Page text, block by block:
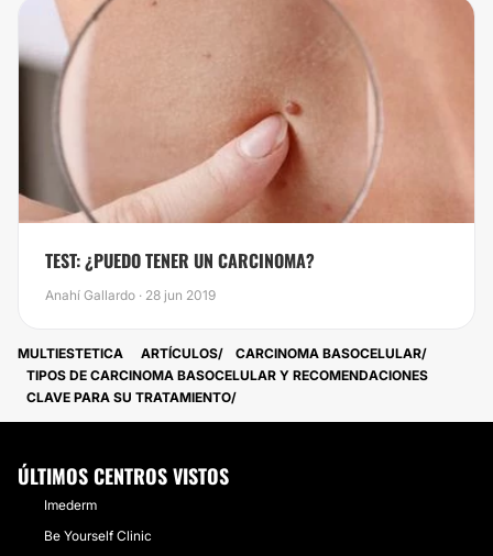
​TEST: ¿PUEDO TENER UN CARCINOMA?
Anahí Gallardo · 28 jun 2019
MULTIESTETICA ARTÍCULOS
CARCINOMA BASOCELULAR
TIPOS DE CARCINOMA BASOCELULAR Y RECOMENDACIONES
CLAVE PARA SU TRATAMIENTO
ÚLTIMOS CENTROS VISTOS
Imederm
Be Yourself Clinic